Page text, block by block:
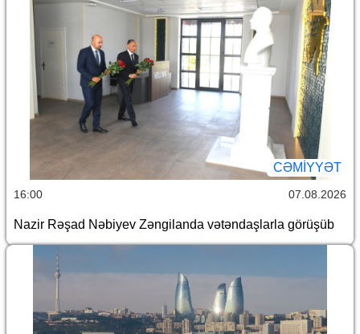
CƏMİYYƏT
16:00 07.08.2026
Nazir Rəşad Nəbiyev Zəngilanda vətəndaşlarla görüşüb